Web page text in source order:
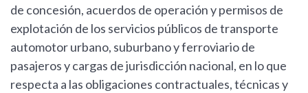
de concesión, acuerdos de operación y permisos de
explotación de los servicios públicos de transporte
automotor urbano, suburbano y ferroviario de
pasajeros y cargas de jurisdicción nacional, en lo que
respecta a las obligaciones contractuales, técnicas y